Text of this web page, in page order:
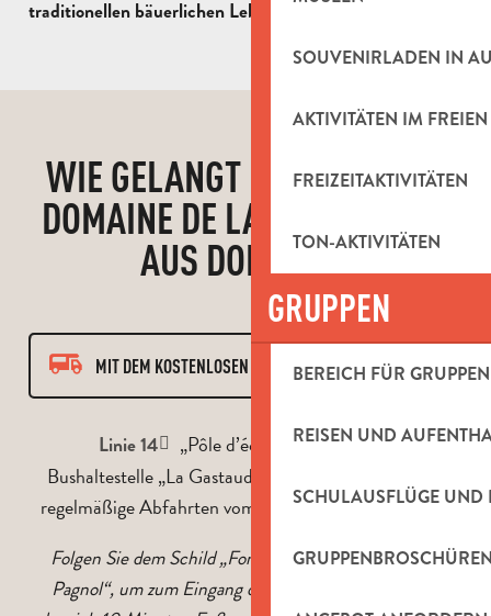
SOUVENIRLADEN IN
AKTIVITÄTEN IM FREIEN
FREIZEITAKTIVITÄTEN
TON-AKTIVITÄTEN
GRUPPEN
BEREICH FÜR GRUPPEN
REISEN UND
SCHULAUSFLÜGE UND
traditionellen bäuerlichen Leben zu Beginn des 20.
WIE GELANGT MAN VON DER
DOMAINE DE LA FONT DE MAI
AUS DORTHIN?
MIT DEM KOSTENLOSEN BUS
MIT DEM REISEBUS
Linie 14
„Pôle d’échanges > Eoures“.
Bushaltestelle „La Gastaude“: Montags bis samstags
regelmäßige Abfahrten vom Busbahnhof in Aubagne.
Folgen Sie dem Schild „Font de Mai, sentiers Marcel
Pagnol“, um zum Eingang des Landguts zu gelangen,